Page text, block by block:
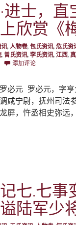
进士，直
欣赏《
讯, 人物卷, 包氏资讯, 危氏资
, 曾氏资讯, 李氏资讯, 江西,
添加评论
罗必元 罗必元，字
咸宁尉，抚州司法
屏，忤丞相史弥远
七.七事
陆军少